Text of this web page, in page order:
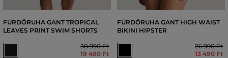
FÜRDŐRUHA GANT TROPICAL
LEAVES PRINT SWIM SHORTS
38 990 Ft
19 490 Ft
FÜRDŐRUHA GANT HIGH WAIST
BIKINI HIPSTER
26 990 Ft
13 490 Ft